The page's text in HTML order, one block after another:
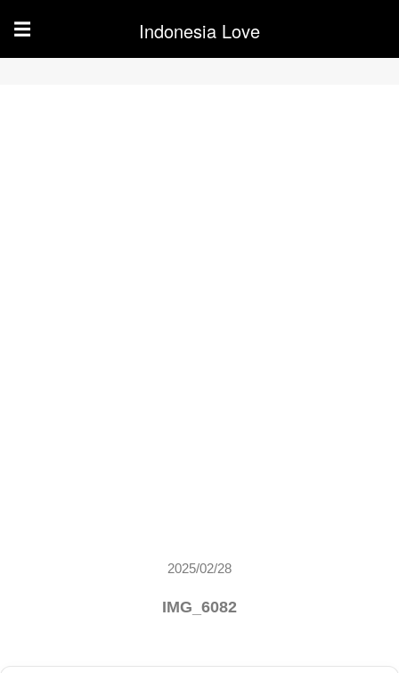
☰ Indonesia Love
2025/02/28
IMG_6082